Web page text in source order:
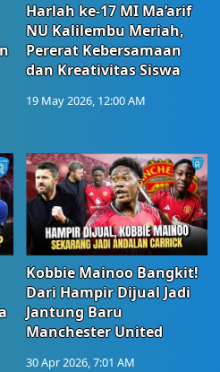
Harlah ke-17 MI Ma’arif
NU Kalilembu Meriah,
Pererat Kebersamaan
dan Kreativitas Siswa
19 May 2026, 12:00 AM
Kobbie Mainoo Bangkit!
Dari Hampir Dijual Jadi
Jantung Baru
Manchester United
30 Apr 2026, 7:01 AM